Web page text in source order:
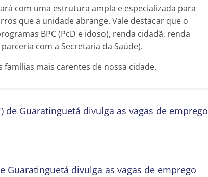
com uma estrutura ampla e especializada para
que a unidade abrange. Vale destacar que o
BPC (PcD e idoso), renda cidadã, renda
com a Secretaria da Saúde).
famílias mais carentes de nossa cidade.
de Guaratinguetá divulga as vagas de emprego
Guaratinguetá divulga as vagas de emprego